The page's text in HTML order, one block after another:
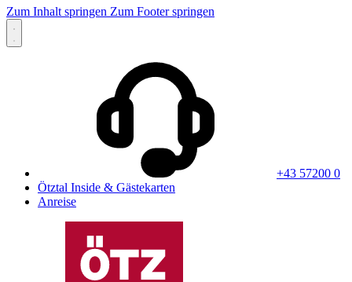
Zum Inhalt springen Zum Footer springen
+43 57200 0
Ötztal Inside & Gästekarten
Anreise